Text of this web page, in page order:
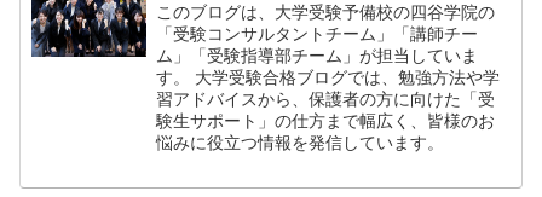
このブログは、大学受験予備校の四谷学院の
「受験コンサルタントチーム」「講師チー
ム」「受験指導部チーム」が担当していま
す。 大学受験合格ブログでは、勉強方法や学
習アドバイスから、保護者の方に向けた「受
験生サポート」の仕方まで幅広く、皆様のお
悩みに役立つ情報を発信しています。